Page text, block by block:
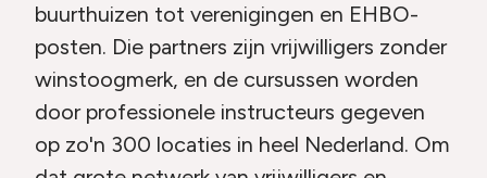
buurthuizen tot verenigingen en EHBO-
posten. Die partners zijn vrijwilligers zonder
winstoogmerk, en de cursussen worden
door professionele instructeurs gegeven
op zo'n 300 locaties in heel Nederland. Om